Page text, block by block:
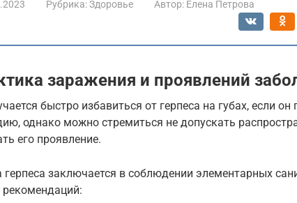
Рубрика:Здоровье Автор: Елена Петрова
заражения и проявлений
быстро избавиться от герпеса на губах, если он
однако можно стремиться не допускать
его проявление.
заключается в соблюдении элементарных
рекомендаций: